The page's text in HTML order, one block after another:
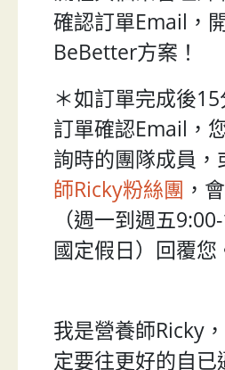
確認訂單Email，
BeBetter方案！
＊如訂單完成後
訂單確認Email，
詢時的團隊成員，
師Ricky粉絲團 ，
（週一到週五
國定假日）回覆您
我是營養師Ricky
定要往更好的自已